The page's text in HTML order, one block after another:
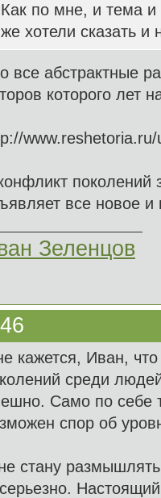
Как по мне, и тема
же хотели сказать и
все абстрактные
которого лет
поколений
все новое и
Зеленцов
кажется, Иван,
среди
Само по себе
спор об
стану